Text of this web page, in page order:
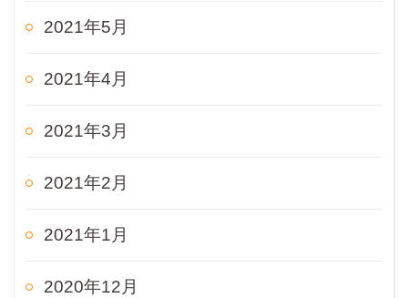
2021年5月
2021年4月
2021年3月
2021年2月
2021年1月
2020年12月